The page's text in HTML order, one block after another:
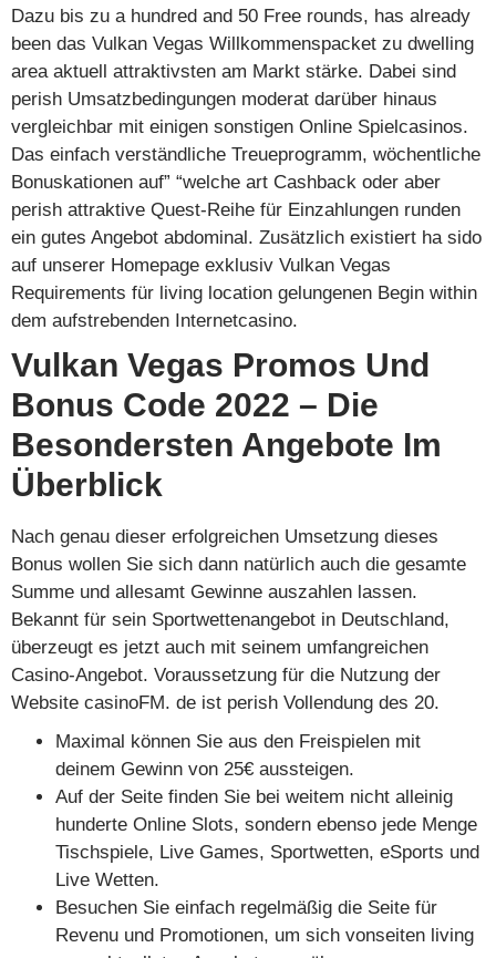
Dazu bis zu a hundred and 50 Free rounds, has already
been das Vulkan Vegas Willkommenspacket zu dwelling
area aktuell attraktivsten am Markt stärke. Dabei sind
perish Umsatzbedingungen moderat darüber hinaus
vergleichbar mit einigen sonstigen Online Spielcasinos.
Das einfach verständliche Treueprogramm, wöchentliche
Bonuskationen auf” “welche art Cashback oder aber
perish attraktive Quest-Reihe für Einzahlungen runden
ein gutes Angebot abdominal. Zusätzlich existiert ha sido
auf unserer Homepage exklusiv Vulkan Vegas
Requirements für living location gelungenen Begin within
dem aufstrebenden Internetcasino.
Vulkan Vegas Promos Und
Bonus Code 2022 – Die
Besondersten Angebote Im
Überblick
Nach genau dieser erfolgreichen Umsetzung dieses
Bonus wollen Sie sich dann natürlich auch die gesamte
Summe und allesamt Gewinne auszahlen lassen.
Bekannt für sein Sportwettenangebot in Deutschland,
überzeugt es jetzt auch mit seinem umfangreichen
Casino-Angebot. Voraussetzung für die Nutzung der
Website casinoFM. de ist perish Vollendung des 20.
Maximal können Sie aus den Freispielen mit
deinem Gewinn von 25€ aussteigen.
Auf der Seite finden Sie bei weitem nicht alleinig
hunderte Online Slots, sondern ebenso jede Menge
Tischspiele, Live Games, Sportwetten, eSports und
Live Wetten.
Besuchen Sie einfach regelmäßig die Seite für
Revenu und Promotionen, um sich vonseiten living